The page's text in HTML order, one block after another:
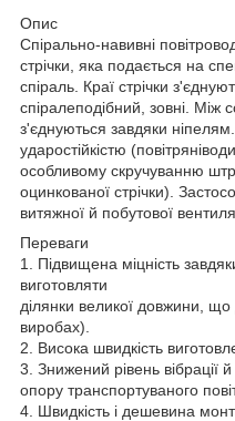
Опис
Спірально-навивні
стрічки, яка подається на
спіраль. Краї стрічки
спіралеподібний, зовні. Між
з'єднуються завдяки
ударостійкістю
особливому скручуванню
оцинкованої стрічки).
витяжної й побутової
Переваги
1. Підвищена міцність
виготовляти
ділянки великої довжини,
виробах).
2. Висока швидкість
3. Знижений рівень вібрації
опору транспортуваного
4. Швидкість і дешевина